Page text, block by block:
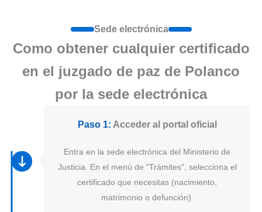
Sede electrónica
Como obtener cualquier certificado
en el juzgado de paz de Polanco
por la sede electrónica
Paso 1: Acceder al portal oficial
Entra en la sede electrónica del Ministerio de
Justicia. En el menú de "Trámites", selecciona el
certificado que necesitas (nacimiento,
matrimonio o defunción).